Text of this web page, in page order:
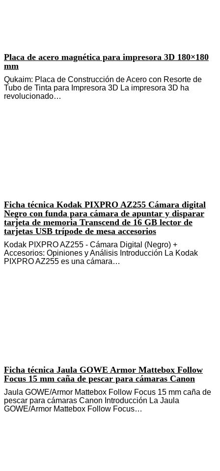
Placa de acero magnética para impresora 3D 180×180
mm
Qukaim: Placa de Construcción de Acero con Resorte de
Tubo de Tinta para Impresora 3D La impresora 3D ha
revolucionado…
Ficha técnica Kodak PIXPRO AZ255 Cámara digital
Negro con funda para cámara de apuntar y disparar
tarjeta de memoria Transcend de 16 GB lector de
tarjetas USB trípode de mesa accesorios
Kodak PIXPRO AZ255 - Cámara Digital (Negro) +
Accesorios: Opiniones y Análisis Introducción La Kodak
PIXPRO AZ255 es una cámara…
Ficha técnica Jaula GOWE Armor Mattebox Follow
Focus 15 mm caña de pescar para cámaras Canon
Jaula GOWE/Armor Mattebox Follow Focus 15 mm caña de
pescar para cámaras Canon Introducción La Jaula
GOWE/Armor Mattebox Follow Focus…